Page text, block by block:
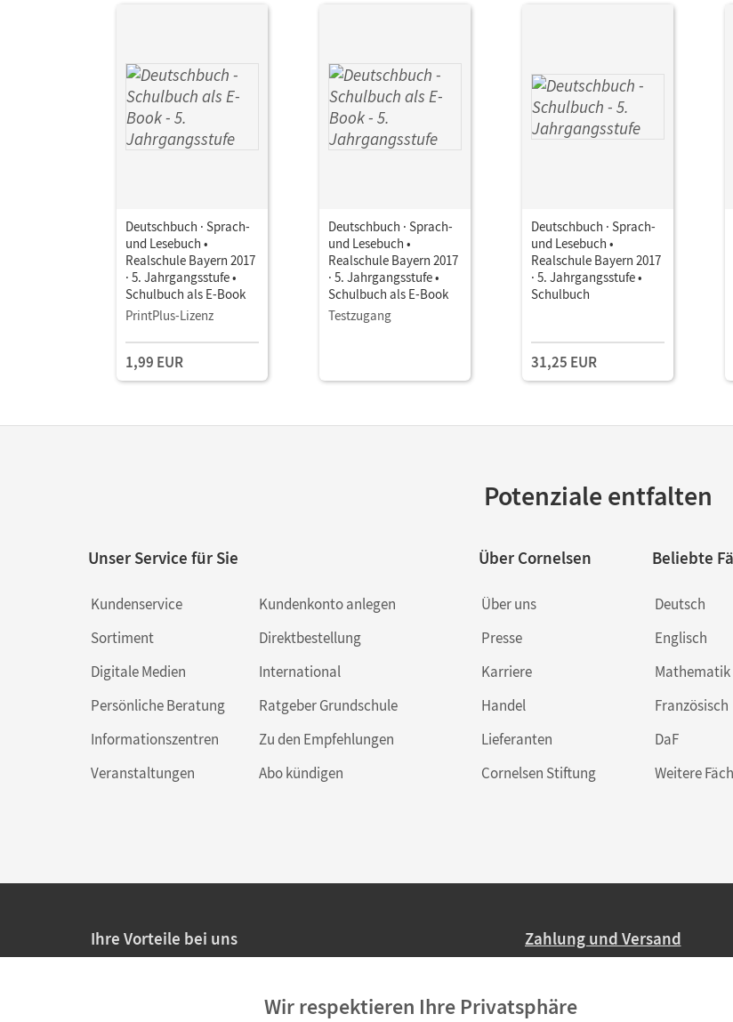
Deutschbuch · Sprach-
und Lesebuch •
Realschule Bayern 2017
· 5. Jahrgangsstufe •
Schulbuch als E-Book
PrintPlus-Lizenz
1,99 EUR
Deutschbuch · Sprach-
und Lesebuch •
Realschule Bayern 2017
· 5. Jahrgangsstufe •
Schulbuch als E-Book
Testzugang
Deutschbuch · Sprach-
und Lesebuch •
Realschule Bayern 2017
· 5. Jahrgangsstufe •
Schulbuch
31,25 EUR
Potenziale entfalten
Unser Service für Sie
Kundenservice
Sortiment
Digitale Medien
Persönliche Beratung
Informationszentren
Veranstaltungen
Kundenkonto anlegen
Direktbestellung
International
Ratgeber Grundschule
Zu den Empfehlungen
Abo kündigen
Über Cornelsen
Über uns
Presse
Karriere
Handel
Lieferanten
Cornelsen Stiftung
Beliebte
Deutsch
Englisch
Mathematik
Französisch
DaF
Weitere
Ihre Vorteile bei uns Zahlung und Versand
Ab 59,– EUR Bestellwert
Wir respektieren Ihre Privatsphäre